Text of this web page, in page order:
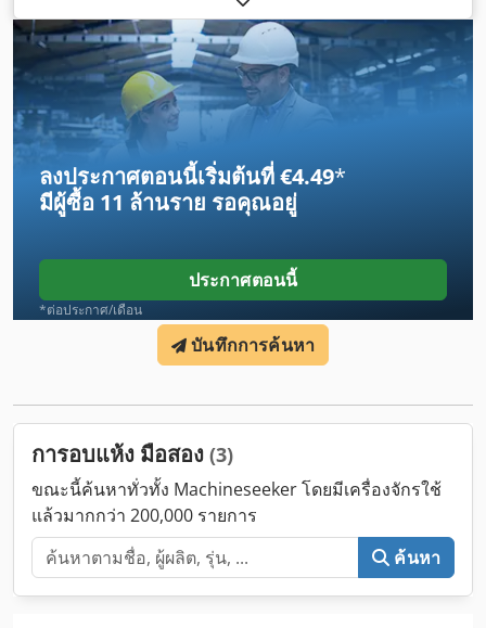
ลงประกาศตอนนี้เริ่มต้นที่ €4.49*
มีผู้ซื้อ 11 ล้านราย รอคุณอยู่
ประกาศตอนนี้
*ต่อประกาศ/เดือน
บันทึกการค้นหา
การอบแห้ง มือสอง (3)
ขณะนี้ค้นหาทั่วทั้ง Machineseeker โดยมีเครื่องจักรใช้
แล้วมากกว่า 200,000 รายการ
ค้นหา